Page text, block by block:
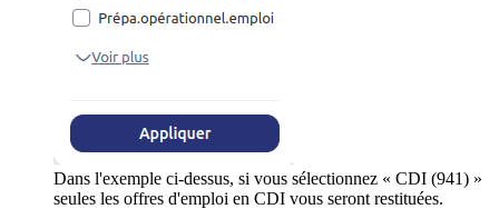
Dans l'exemple ci-dessus, si vous sélectionnez « CDI (941) »
seules les offres d'emploi en CDI vous seront restituées.